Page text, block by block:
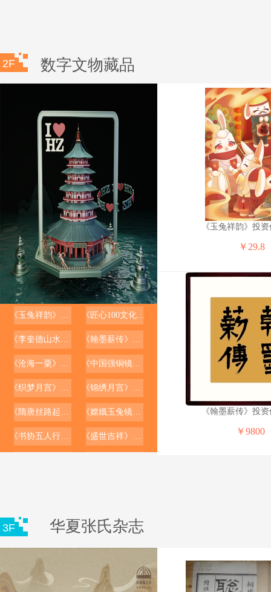
￥398
【按图发货】清朝古钱币大
元真品收
龙诚邮币2022北京冬奥会纪
运动
2022年虎年纪念币虎年生肖贺岁币10元面值第二轮十二生肖硬币收藏单枚（送小圆盒）
￥29.8
《玉兔祥韵》投
￥9800
《翰墨薪传》投
《玉兔祥韵》投资价值报告 《匠心100文化砖》投资价值报告
《李奎德山水画》投资价值报告 《翰墨薪传》投资价值报告
《沧海一粟》投资价值报告 《中国强铜镜》投资价值报告
《织梦月宫》投资价值报告 《锦绣月宫》投资价值报告
《隋唐丝路起点》投资价值报告 《嫦娥玉兔镜》投资价值报告
《书协五人行》投资价值报告 《盛世吉祥》投资价值报告
2F 数字文物藏品
3F 华夏张氏杂志